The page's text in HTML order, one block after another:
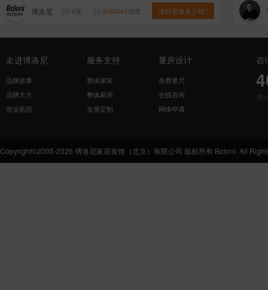
博洛尼 6张 3484341浏览 这样装修多少钱?
走进博洛尼
品牌故事
品牌大片
营业执照
服务支持
整体家装
整体厨房
全屋定制
量房设计
免费量尺
在线咨询
网络申请
咨
周
Copyright©2005-2026 博洛尼家居装饰（北京）有限公司 版权所有 Boloni. All